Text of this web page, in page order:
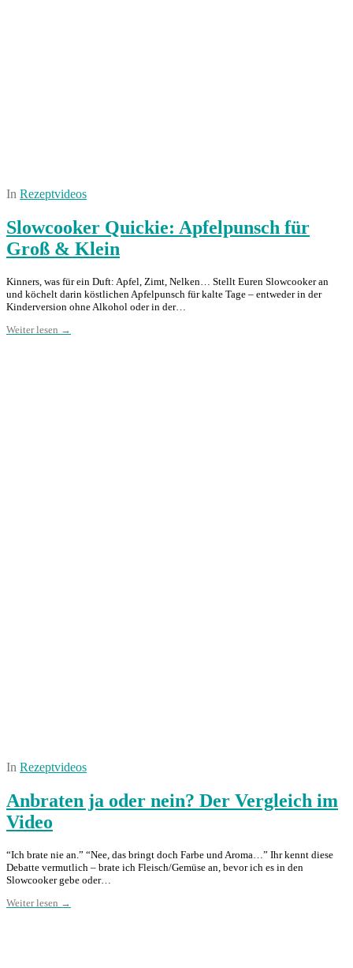
In Rezeptvideos
Slowcooker Quickie: Apfelpunsch für
Groß & Klein
Kinners, was für ein Duft: Apfel, Zimt, Nelken… Stellt Euren Slowcooker an
und köchelt darin köstlichen Apfelpunsch für kalte Tage – entweder in der
Kinderversion ohne Alkohol oder in der…
Weiter lesen →
In Rezeptvideos
Anbraten ja oder nein? Der Vergleich im
Video
“Ich brate nie an.” “Nee, das bringt doch Farbe und Aroma…” Ihr kennt diese
Debatte vermutlich – brate ich Fleisch/Gemüse an, bevor ich es in den
Slowcooker gebe oder…
Weiter lesen →